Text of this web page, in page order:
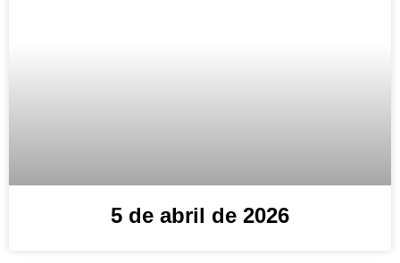
5 de abril de 2026